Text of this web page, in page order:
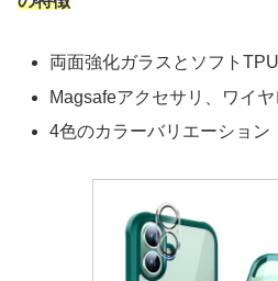
両面強化ガラスとソフト
Magsafeアクセサリ、ワイ
4色のカラーバリエーション